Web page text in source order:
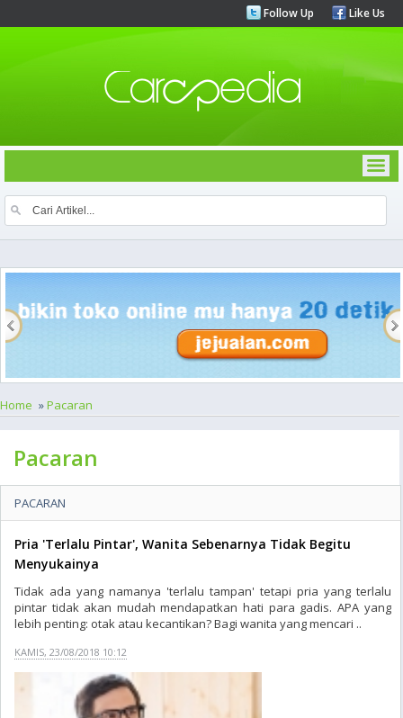
Follow Up Like Us
Home »Pacaran
Pacaran
PACARAN
Pria 'Terlalu Pintar', Wanita Sebenarnya Tidak Begitu
Menyukainya
Tidak ada yang namanya 'terlalu tampan' tetapi pria yang terlalu
pintar tidak akan mudah mendapatkan hati para gadis. APA yang
lebih penting: otak atau kecantikan? Bagi wanita yang mencari ..
KAMIS, 23/08/2018 10:12